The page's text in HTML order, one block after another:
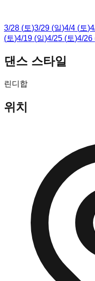
3/28 (토)3/29 (일)4/4 (토)4
(토)4/19 (일)4/25 (토)4/26
댄스 스타일
린디합
위치